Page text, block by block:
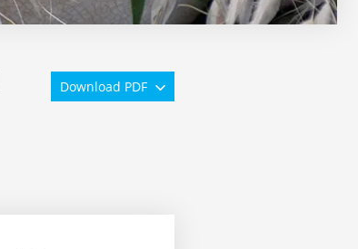
Download PDF